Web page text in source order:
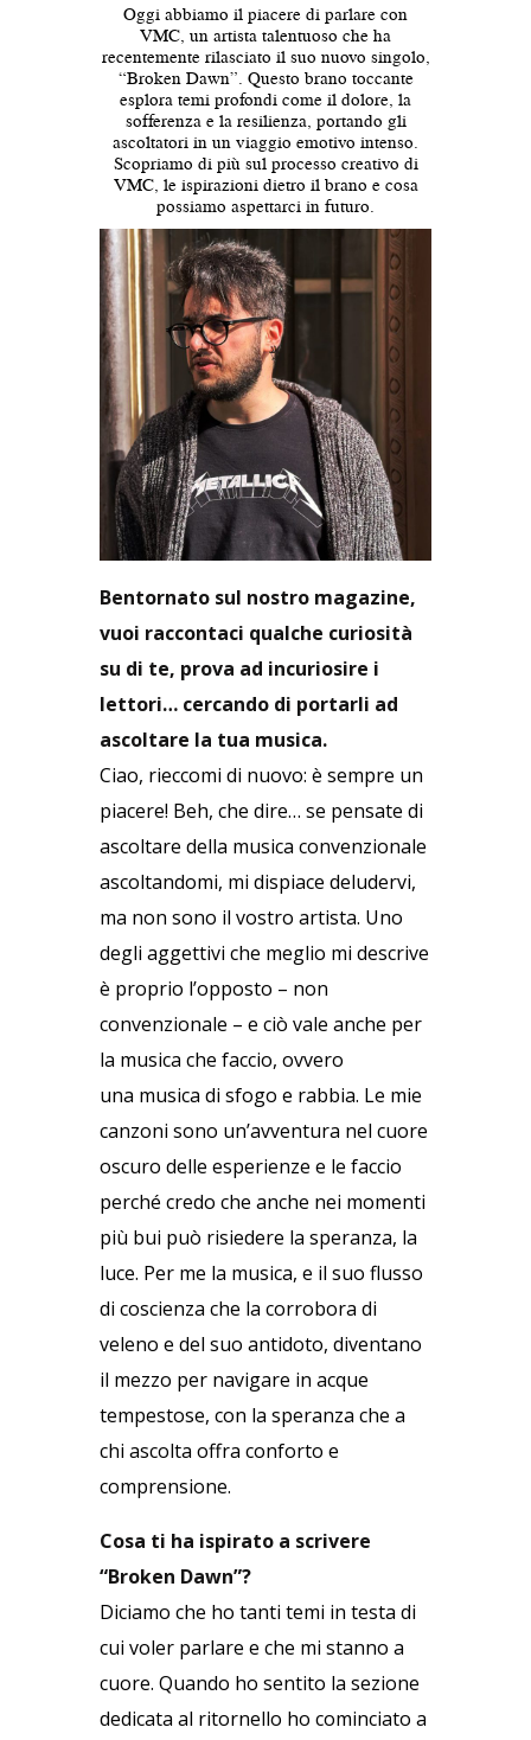
Oggi abbiamo il piacere di parlare con
VMC, un artista talentuoso che ha
recentemente rilasciato il suo nuovo singolo,
“Broken Dawn”. Questo brano toccante
esplora temi profondi come il dolore, la
sofferenza e la resilienza, portando gli
ascoltatori in un viaggio emotivo intenso.
Scopriamo di più sul processo creativo di
VMC, le ispirazioni dietro il brano e cosa
possiamo aspettarci in futuro.
Bentornato sul nostro magazine,
vuoi raccontaci qualche curiosità
su di te, prova ad incuriosire i
lettori… cercando di portarli ad
ascoltare la tua musica.
Ciao, rieccomi di nuovo: è sempre un
piacere! Beh, che dire… se pensate di
ascoltare della musica convenzionale
ascoltandomi, mi dispiace deludervi,
ma non sono il vostro artista. Uno
degli aggettivi che meglio mi descrive
è proprio l’opposto – non
convenzionale – e ciò vale anche per
la musica che faccio, ovvero
una musica di sfogo e rabbia. Le mie
canzoni sono un’avventura nel cuore
oscuro delle esperienze e le faccio
perché credo che anche nei momenti
più bui può risiedere la speranza, la
luce. Per me la musica, e il suo flusso
di coscienza che la corrobora di
veleno e del suo antidoto, diventano
il mezzo per navigare in acque
tempestose, con la speranza che a
chi ascolta offra conforto e
comprensione.
Cosa ti ha ispirato a scrivere
“Broken Dawn”?
Diciamo che ho tanti temi in testa di
cui voler parlare e che mi stanno a
cuore. Quando ho sentito la sezione
dedicata al ritornello ho cominciato a